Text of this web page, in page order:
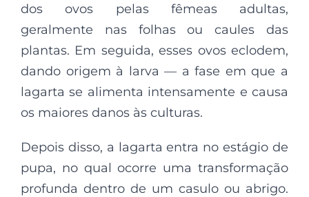
dos ovos pelas fêmeas adultas,
geralmente nas folhas ou caules das
plantas. Em seguida, esses ovos eclodem,
dando origem à larva — a fase em que a
lagarta se alimenta intensamente e causa
os maiores danos às culturas.
Depois disso, a lagarta entra no estágio de
pupa, no qual ocorre uma transformação
profunda dentro de um casulo ou abrigo.